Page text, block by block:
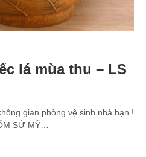
lá mùa thu – LS
gian phòng vệ sinh nhà bạn !
SỨ MỸ…